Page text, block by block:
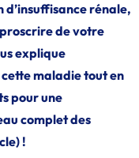
d’insuffisance rénale,
de votre
explique
maladie tout en
pour une
complet des
!